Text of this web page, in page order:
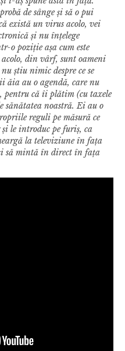
de sânge și să o pui
există un virus acolo, vei
și nu înțelege
o poziție așa cum este
din vârf, sunt oameni
știu nimic despre ce se
ăia au o agendă, care nu
pentru că îi plătim (cu taxele
sănătatea noastră. Ei au o
reguli pe măsură ce
le introduc pe furiș, ca
la televiziune în fața
să mintă în direct în fața